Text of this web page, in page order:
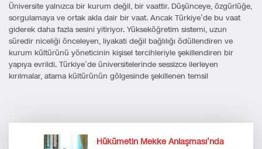
Üniversite yalnızca bir kurum değil, bir vaattir. Düşünceye, özgürlüğe,
sorgulamaya ve ortak akla dair bir vaat. Ancak Türkiye’de bu vaat
giderek daha fazla sesini yitiriyor. Yükseköğretim sistemi, uzun
süredir niceliği önceleyen, liyakati değil bağlılığı ödüllendiren ve
kurum kültürünü yöneticinin kişisel tercihleriyle şekillendiren bir
yapıya evrildi. Türkiye’de üniversitelerinde sessizce ilerleyen
kırılmalar, atama kültürünün gölgesinde şekillenen temsil
Hükümetin Mekke Anlaşması’nda